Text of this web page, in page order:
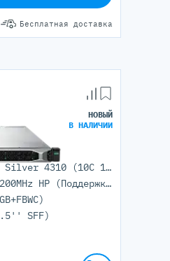
Бесплатная доставка
НОВЫЙ
В НАЛИЧИИ
2x HPE Intel Xeon Silver 4310 (10C 18M Cache 2.1 GHz)
32GB DDR4 RDIMM 3200MHz HP (Поддержка до 8192 гб. максимально, 32 DIMM портов)
SFF)